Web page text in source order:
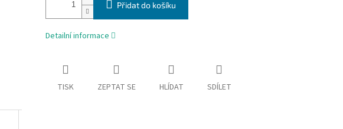
Přidat do košíku
Detailní informace
TISK ZEPTAT SE HLÍDAT SDÍLET